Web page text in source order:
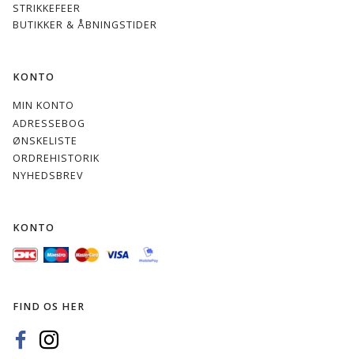
STRIKKEFEER
BUTIKKER & ÅBNINGSTIDER
KONTO
MIN KONTO
ADRESSEBOG
ØNSKELISTE
ORDREHISTORIK
NYHEDSBREV
KONTO
FIND OS HER